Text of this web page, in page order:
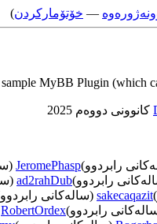
— خۆتۆمارکردن)
MyBB Plugin (which
رابردوو)JeromePhasp
رابردوو)ad2rahDub
sakecaqazit (ساله‌كانی
رابردوو)RobertOrdex